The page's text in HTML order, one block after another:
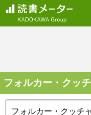
フォルカー・クッ